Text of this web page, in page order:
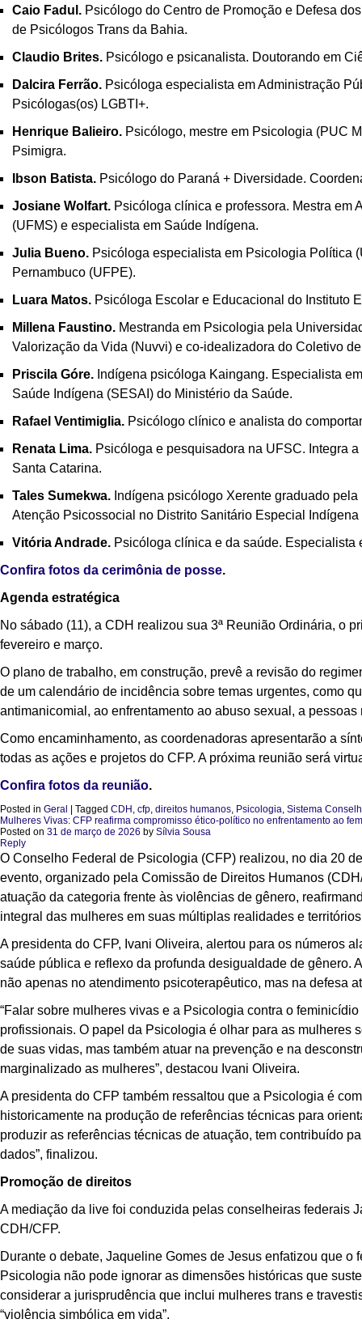
Caio Fadul. Psicólogo do Centro de Promoção e Defesa
de Psicólogos Trans da Bahia.
Claudio Brites. Psicólogo e psicanalista. Doutorando em
Dalcira Ferrão. Psicóloga especialista em Administração
Psicólogas(os) LGBTI+.
Henrique Balieiro. Psicólogo, mestre em Psicologia (PUC
Psimigra.
Ibson Batista. Psicólogo do Paraná + Diversidade.
Josiane Wolfart. Psicóloga clínica e professora. Mestra em
(UFMS) e especialista em Saúde Indígena.
Julia Bueno. Psicóloga especialista em Psicologia Política
Pernambuco (UFPE).
Luara Matos. Psicóloga Escolar e Educacional do Instituto
Millena Faustino. Mestranda em Psicologia pela
Valorização da Vida (Nuvvi) e co-idealizadora do Coletivo
Priscila Góre. Indígena psicóloga Kaingang. Especialista
Saúde Indígena (SESAI) do Ministério da Saúde.
Rafael Ventimiglia. Psicólogo clínico e analista do
Renata Lima. Psicóloga e pesquisadora na UFSC. Integra
Santa Catarina.
Tales Sumekwa. Indígena psicólogo Xerente graduado
Atenção Psicossocial no Distrito Sanitário Especial
Vitória Andrade. Psicóloga clínica e da saúde.
Confira fotos da cerimônia de posse.
Agenda estratégica
No sábado (11), a CDH realizou sua 3ª Reunião Ordinária, o
fevereiro e março.
O plano de trabalho, em construção, prevê a revisão do
de um calendário de incidência sobre temas urgentes, como
antimanicomial, ao enfrentamento ao abuso sexual, a
Como encaminhamento, as coordenadoras apresentarão a
todas as ações e projetos do CFP. A próxima reunião será
Confira fotos da reunião.
Posted in Geral Tagged CDH , cfp, direitos humanos, Psicologia, Sistema
Mulheres Vivas: CFP reafirma compromisso ético-político no enfrentamento ao
Posted on 31 de março de 2026 by Sílvia Sousa
Reply
O Conselho Federal de Psicologia (CFP) realizou, no dia 20
evento, organizado pela Comissão de Direitos Humanos
atuação da categoria frente às violências de gênero,
integral das mulheres em suas múltiplas realidades e
A presidenta do CFP, Ivani Oliveira, alertou para os números
saúde pública e reflexo da profunda desigualdade de gênero.
não apenas no atendimento psicoterapêutico, mas na defesa
“Falar sobre mulheres vivas e a Psicologia contra o
profissionais. O papel da Psicologia é olhar para as mulheres
de suas vidas, mas também atuar na prevenção e na
marginalizado as mulheres”, destacou Ivani Oliveira.
A presidenta do CFP também ressaltou que a Psicologia é
historicamente na produção de referências técnicas para
produzir as referências técnicas de atuação, tem contribuído
dados”, finalizou.
Promoção de direitos
A mediação da live foi conduzida pelas conselheiras federais
CDH/CFP.
Durante o debate, Jaqueline Gomes de Jesus enfatizou que
Psicologia não pode ignorar as dimensões históricas que
considerar a jurisprudência que inclui mulheres trans e
“violência simbólica em vida”.